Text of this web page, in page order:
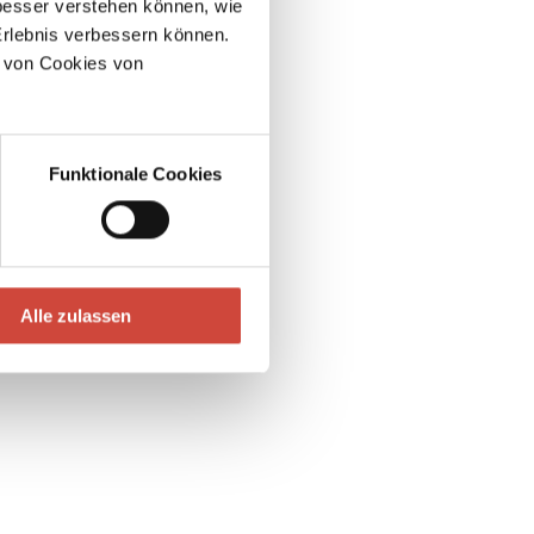
verstehen können, wie
verbessern können.
Cookies von
Funktionale Cookies
Alle zulassen